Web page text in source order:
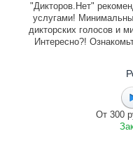
"Дикторов.Нет"
услугами!
дикторских голосов и
Интересно?!
От 300